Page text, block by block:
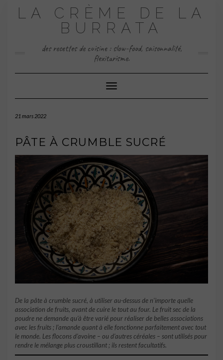
LA CRÈME DE LA
BURRATA
des recettes de cuisine : slow-food, saisonnalité,
flexitarisme.
Toggle Navigation
21 mars 2022
PÂTE À CRUMBLE SUCRÉ
De la pâte à crumble sucré, à utiliser au-dessus de n’importe quelle
association de fruits, avant de cuire le tout au four. Le fruit sec de la
poudre ne demande qu’à être varié pour réaliser de belles associations
avec les fruits ; l’amande quant à elle fonctionne parfaitement avec tout
le monde. Les flocons d’avoine – ou d’autres céréales – sont utilisés pour
rendre le mélange plus croustillant ; ils restent facultatifs.